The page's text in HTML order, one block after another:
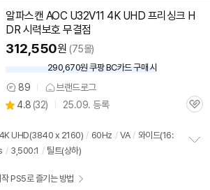
알파스캔 AOC U32V11 4K UHD 프리싱크 H
DR 시력보호 무결점
312,550원 (75몰)
우
할
인
290,670원 쿠팡 BC카드 구매 시
상
품
견
89 브랜드로그
별
4.8 (상
리
뷰
32) 25.09. 등록
관
4K UHD(3840 x 2160) / 60Hz / VA / 와이드(16:
/ 3,500:1 / 틸트(상하)
PS5로 즐기는 방법